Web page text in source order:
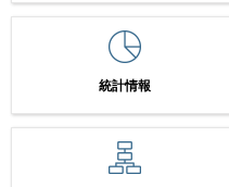
統計情報